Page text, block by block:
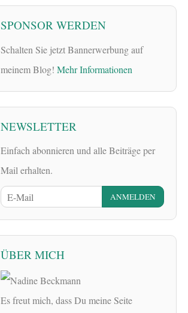
SPONSOR WERDEN
Schalten Sie jetzt Bannerwerbung auf
meinem Blog! Mehr Informationen
NEWSLETTER
Einfach abonnieren und alle Beiträge per
Mail erhalten.
ÜBER MICH
Es freut mich, dass Du meine Seite